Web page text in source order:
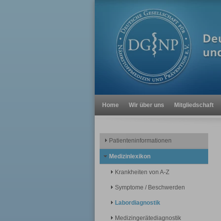
Home Wir über uns Mitgliedschaft
Patienteninformationen
Medizinlexikon
Krankheiten von A-Z
Symptome / Beschwerden
Labordiagnostik
Medizingerätediagnostik